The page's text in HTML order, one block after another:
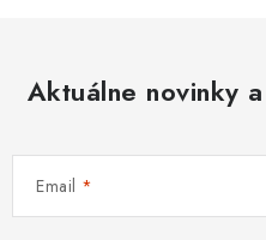
Aktuálne novinky
Email